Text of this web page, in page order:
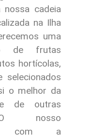
cadeia
na Ilha
uma
de frutas
hortícolas,
selecionados
o melhor da
de outras
nosso
com a